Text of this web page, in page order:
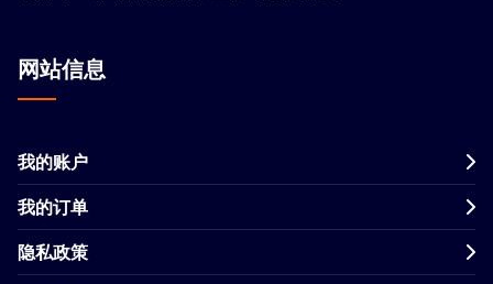
网站信息
我的账户
我的订单
隐私政策